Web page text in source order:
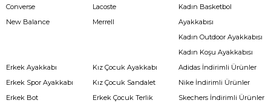
Converse
New Balance
Lacoste
Merrell
Kadın Basketbol
Ayakkabısı
Kadın Outdoor Ayakkabısı
Kadın Koşu Ayakkabısı
Erkek Ayakkabı
Erkek Spor Ayakkabı
Erkek Bot
Kız Çocuk Ayakkabı
Kız Çocuk Sandalet
Erkek Çocuk Terlik
Adidas İndirimli Ürünler
Nike İndirimli Ürünler
Skechers İndirimli Ürünler